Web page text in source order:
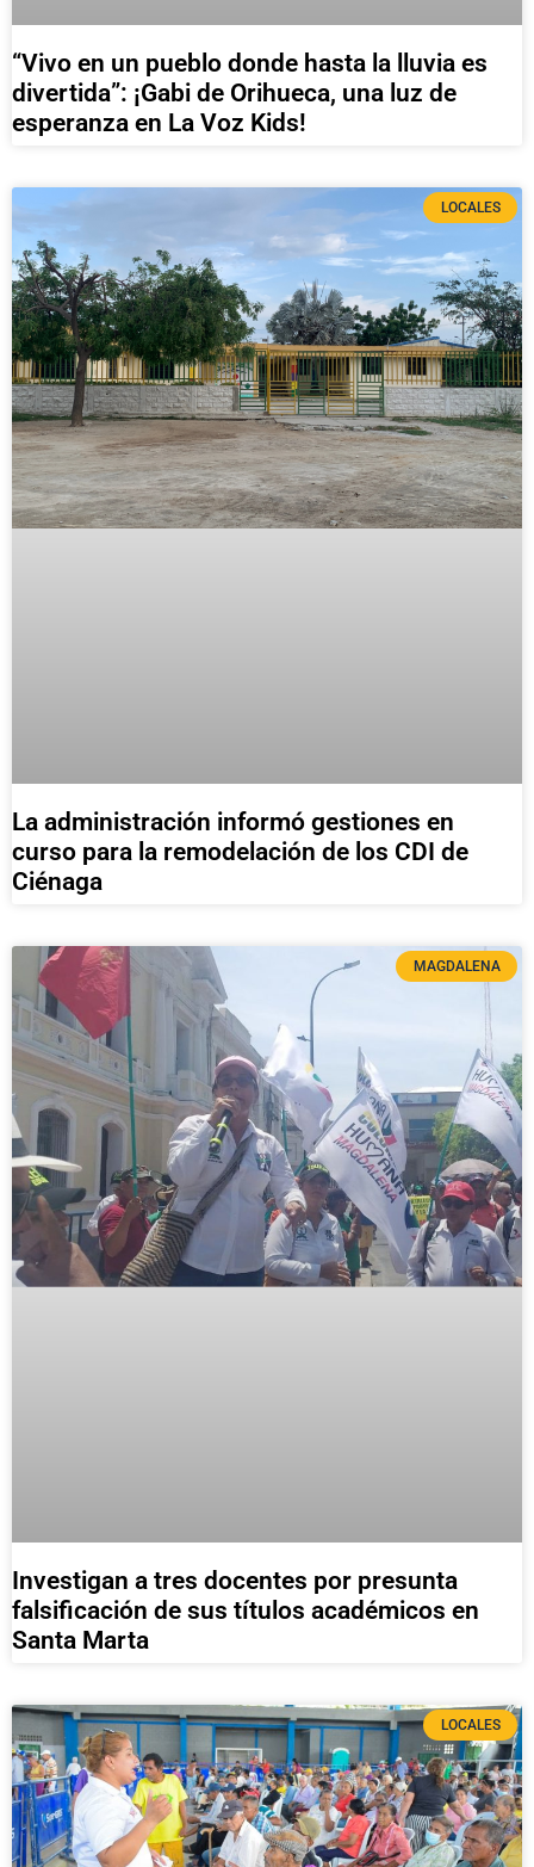
“Vivo en un pueblo donde hasta la lluvia es
divertida”: ¡Gabi de Orihueca, una luz de
esperanza en La Voz Kids!
LOCALES
La administración informó gestiones en
curso para la remodelación de los CDI de
Ciénaga
MAGDALENA
Investigan a tres docentes por presunta
falsificación de sus títulos académicos en
Santa Marta
LOCALES